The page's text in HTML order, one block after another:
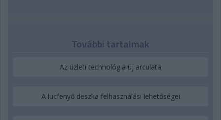
További tartalmak
Az üzleti technológia új arculata
A lucfenyő deszka felhasználási lehetőségei